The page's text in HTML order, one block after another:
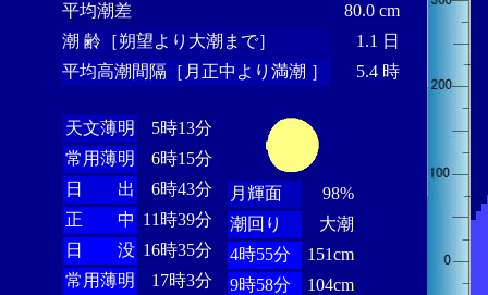
平均潮差
80.0 cm
潮 齢［朔望より大潮まで］
1.1 日
平均高潮間隔［月正中より満潮 ］
5.4 時
天文薄明
5時13分
常用薄明
6時15分
日 出
6時43分
正 中 11時39分
日 没 16時35分
常用薄明
17時3分
月輝面
98%
潮回り
大潮
4時55分
151cm
9時58分
104cm